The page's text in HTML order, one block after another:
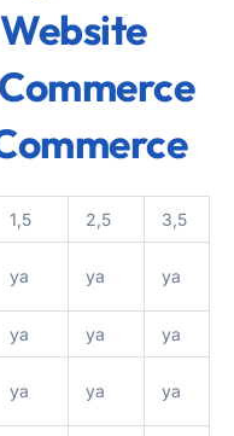
1,5 2,5 3,5
ya ya ya
ya ya ya
ya ya ya